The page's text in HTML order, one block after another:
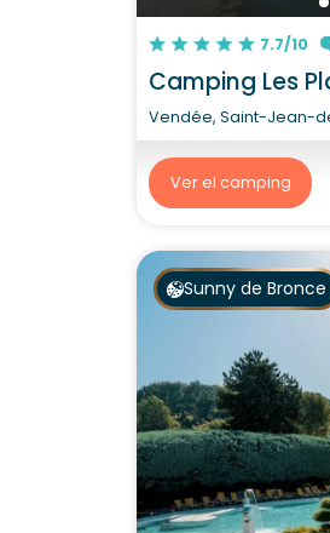
7.7/10
Camping Les
Vendée, Saint-Jean-
Ver el camping
Sunny de Bronce